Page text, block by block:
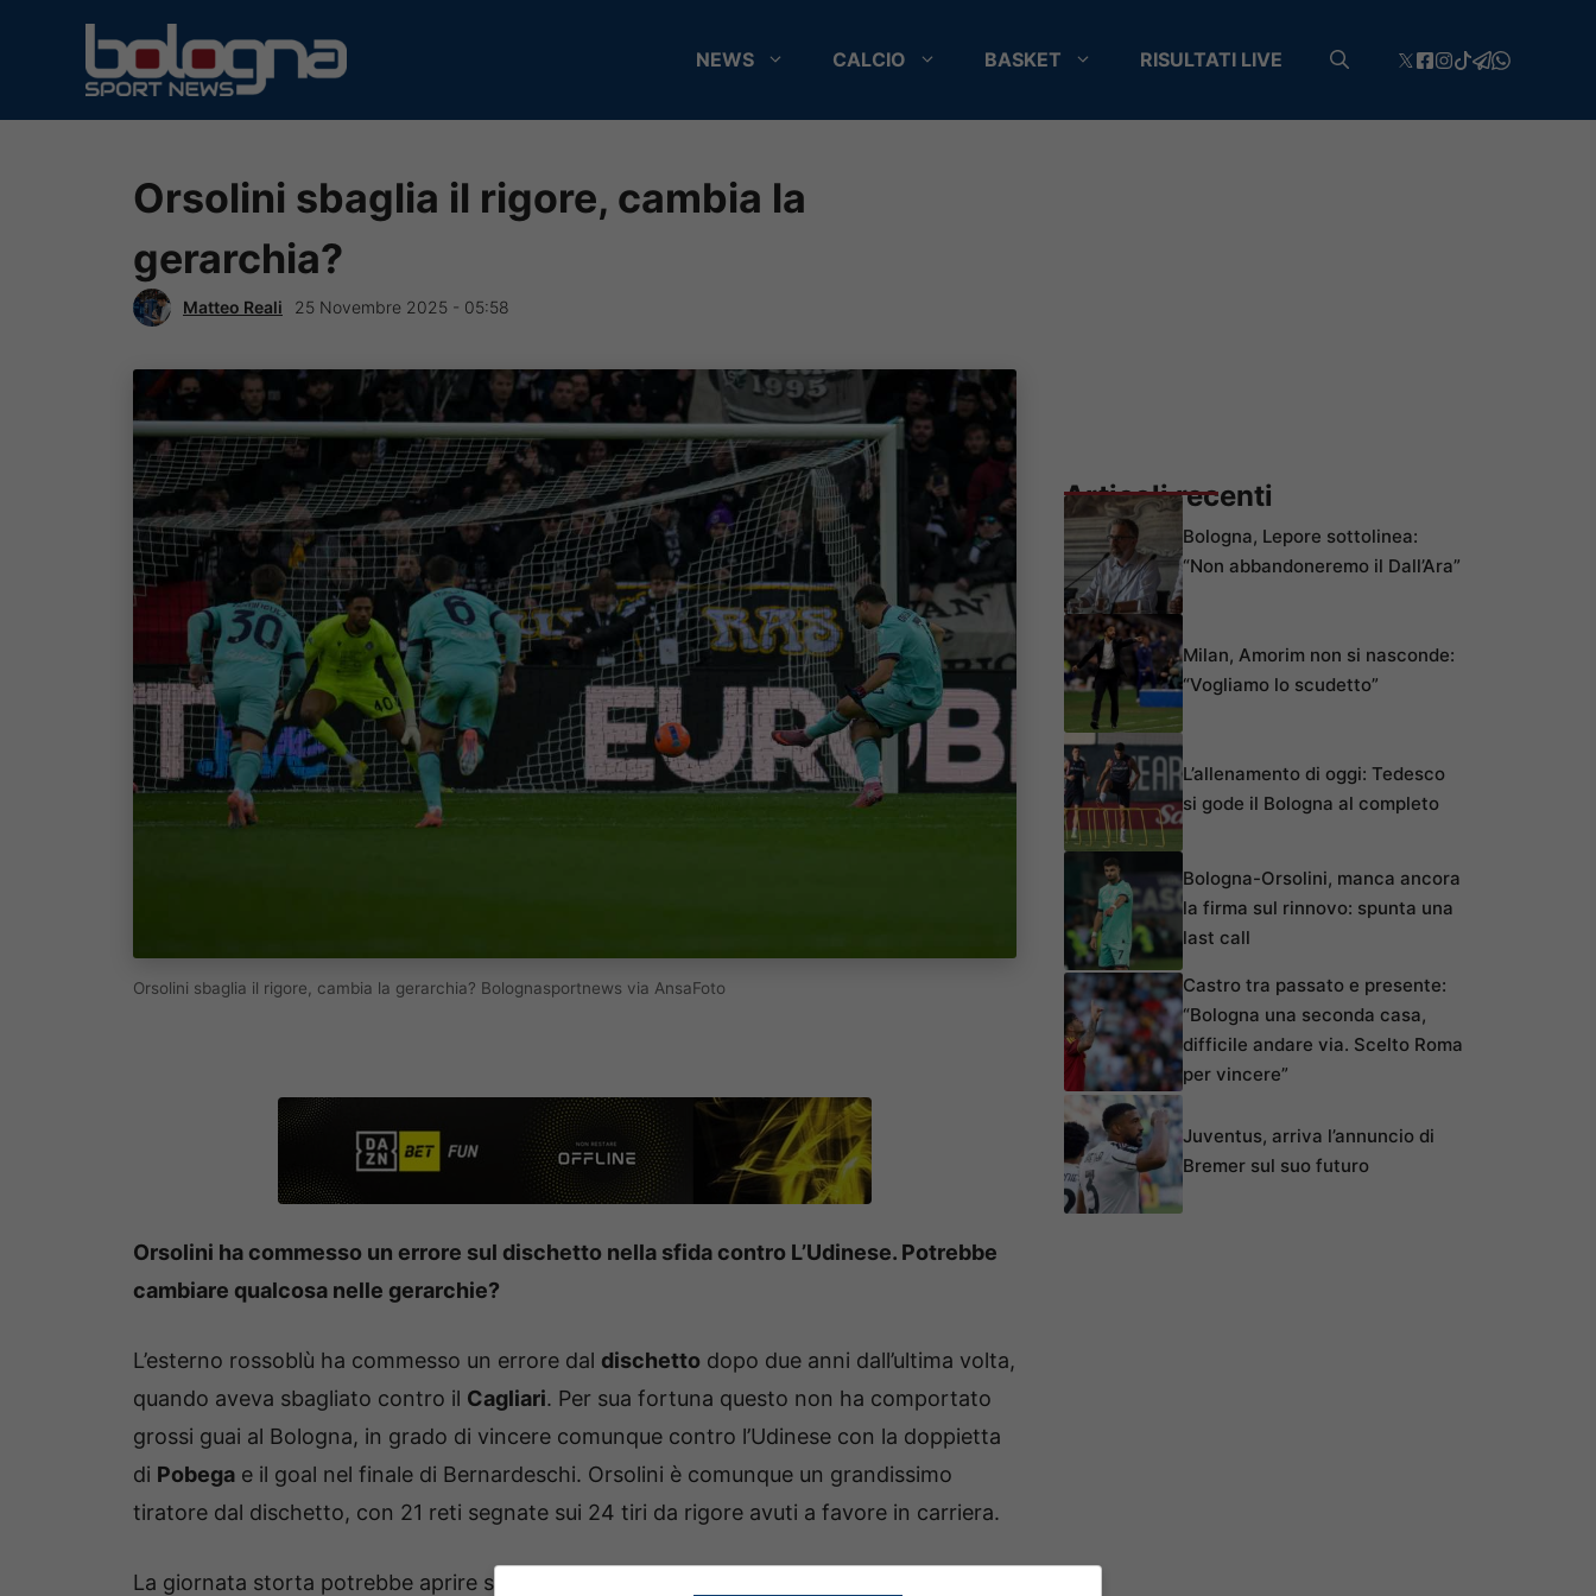
contenuto
NEWS CALCIO BASKET RISULTATI LIVE
Orsolini sbaglia il rigore, cambia la
gerarchia?
Matteo Reali 25 Novembre 2025 - 05:58
Orsolini sbaglia il rigore, cambia la gerarchia? Bolognasportnews via AnsaFoto
Orsolini ha commesso un errore sul dischetto nella sfida contro L’Udinese. Potrebbe
cambiare qualcosa nelle gerarchie?
L’esterno rossoblù ha commesso un errore dal dischetto dopo due anni dall’ultima volta,
quando aveva sbagliato contro il Cagliari. Per sua fortuna questo non ha comportato
grossi guai al Bologna, in grado di vincere comunque contro l’Udinese con la doppietta
di Pobega e il goal nel finale di Bernardeschi. Orsolini è comunque un grandissimo
tiratore dal dischetto, con 21 reti segnate sui 24 tiri da rigore avuti a favore in carriera.
La giornata storta potrebbe aprire scenari interessanti sulla questione rigori in casa
Articoli recenti
Bologna, Lepore sottolinea:
“Non abbandoneremo il Dall’Ara”
Milan, Amorim non si nasconde:
“Vogliamo lo scudetto”
L’allenamento di oggi: Tedesco
si gode il Bologna al completo
Bologna-Orsolini, manca ancora
la firma sul rinnovo: spunta una
last call
Castro tra passato e presente:
“Bologna una seconda casa,
difficile andare via. Scelto Roma
per vincere”
Juventus, arriva l’annuncio di
Bremer sul suo futuro